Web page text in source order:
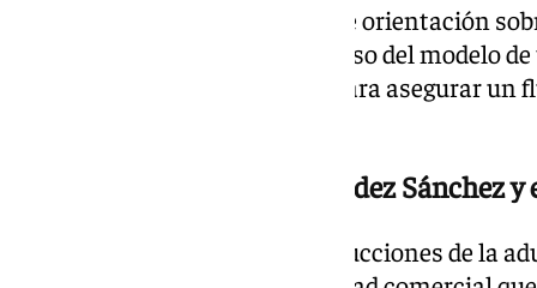
En un tercer bloque una nota de orientación
los mecanismos de control, el uso del modelo
correspondiente y las pautas para asegurar un
El papel del Profesor Fernández Sánchez
La letra pequeña de estas instrucciones de la